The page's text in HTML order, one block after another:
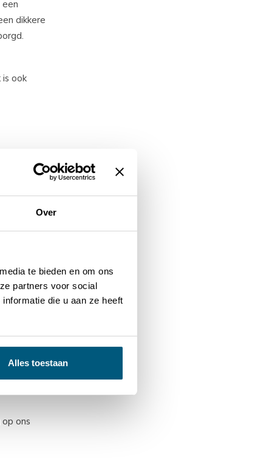
Over
te bieden en om ons
partners voor social
die u aan ze heeft
Alles toestaan
dikkere
ook
boven-
mm.
ons